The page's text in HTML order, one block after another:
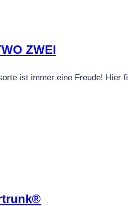
ZWEI
ist immer eine Freude!